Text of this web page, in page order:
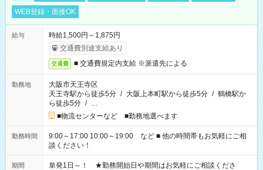
WEB登録・面接OK
給与
時給1,500円～1,875円
交通費別途支給あり
交通費 ■ 交通費規定内支給 ※派遣先による
勤務地
大阪市天王寺区
天王寺駅から徒歩5分 / 大阪上本町駅から徒歩5分 / 鶴橋駅か
ら徒歩5分 / …
■物流センターなど ■勤務地選べます
勤務時間
9:00～17:00 10:00～19:00 など ■ 他の時間帯もお気軽にご相
談ください！
期間
単発1日～！ ★勤務開始日や期間はお気軽にご相談くださ